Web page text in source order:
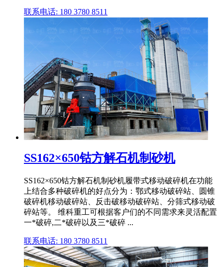
联系电话: 180 3780 8511
SS162×650钴方解石机制砂机
SS162×650钴方解石机制砂机履带式移动破碎机在功能
上结合多种破碎机的好点分为：鄂式移动破碎站、圆锥
破碎机移动破碎站、反击破移动破碎站、分筛式移动破
碎站等。 维科重工可根据客户们的不同需求来灵活配置
一*破碎,二*破碎以及三*破碎 ...
联系电话: 180 3780 8511